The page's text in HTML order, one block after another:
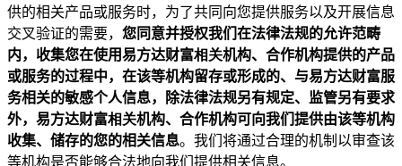
供的相关产品或服务时，为了共同向您提供服务以及开展信息
交叉验证的需要， 您同意并授权我们在法律法规的允许范畴
内，收集您在使用易方达财富相关机构、合作机构提供的产品
或服务的过程中，在该等机构留存或形成的、与易方达财富服
务相关的敏感个人信息，除法律法规另有规定、监管另有要求
外，易方达财富相关机构、合作机构可向我们提供由该等机构
收集、储存的您的相关信息。我们将通过合理的机制以审查该
等机构是否能够合法地向我们提供相关信息。